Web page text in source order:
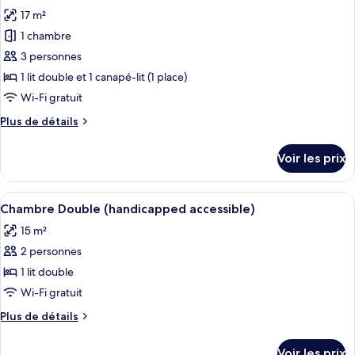
Chambre
Double
balcon
les
photos
pour
ce
type
chambre :
Familiale
17 m²
1 chambre
3 personnes
1 lit double et 1 canapé-lit (1 place)
Wi-Fi gratuit
Plus de détails
Plus
le
type
de
Chambre
Double
Voir les prix
Afficher
toutes
les
photos
pour
ce
type
de
Une chambre d’hôtel moderne
5
Chambre Double (handicapped accessible)
15 m²
2 personnes
1 lit double
Wi-Fi gratuit
Plus de détails
Plus